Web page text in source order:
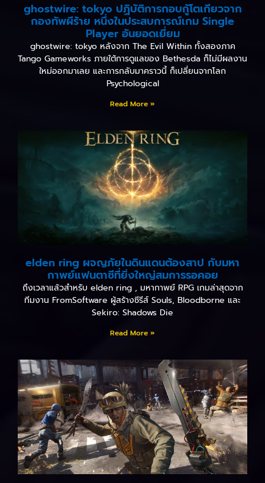
ghostwire: tokyo ปฏิบัติการกอบกู้โตเกียวจาก
กองทัพผีร้าย หนึ่งในประสบการณ์เกม Single
Player อันยอดเยี่ยม
ghostwire: tokyo หลังจาก The Evil Within ทั้งสองภาค
Tango Gameworks ภายใต้การดูแลของ Bethesda ก็ไม่มีผลงาน
ใหม่ออกมาเลย และการกลับมาคราวนี้ ก็เปลี่ยนจากโลก
Psychological
Read More »
elden ring ผจญภัยในดินแดนต้องสาป กับมหา
กาพย์แฟนตาซีที่ยิ่งใหญ่สมการรอคอย
ถึงเวลาแล้วสำหรับ elden ring , มหากาพย์ RPG เกมล่าสุดจาก
ทีมงาน FromSoftware ผู้สร้างซีรีส์ Souls, Bloodborne และ
Sekiro: Shadows Die
Read More »